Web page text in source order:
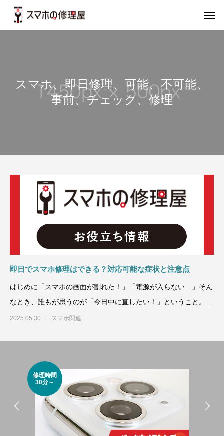
バッテリー
スマホ、即日修理、可能、不可能、
事前、チェック、修理
即日でスマホ修理はできる？対応可能な症状と注意点
はじめに「スマホの画面が割れた！」「電源が入らない…」そん
なとき、誰もが思うのが「今日中に直したい！」ということ。ス
マートフォン
2025.05.30 スマホ関連
修理時間
30分～